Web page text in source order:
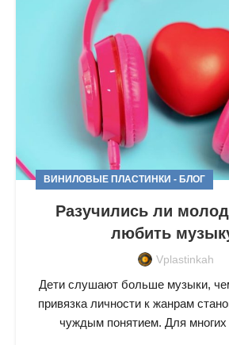
ВИНИЛОВЫЕ ПЛАСТИНКИ - БЛОГ
Разучились ли
любить
Vplastinkah
Дети слушают больше музыки,
привязка личности к жанрам
чуждым понятием. Для многих